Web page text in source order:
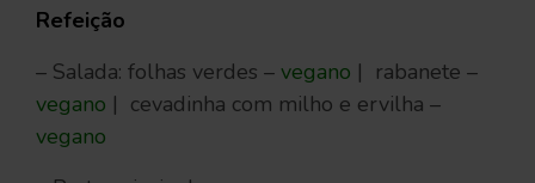
Refeição
– Salada: folhas verdes – vegano | rabanete –
vegano | cevadinha com milho e ervilha –
vegano